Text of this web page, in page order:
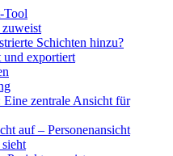
Tool
zuweist
Schichten hinzu?
und exportiert
zentrale Ansicht für
auf – Personenansicht